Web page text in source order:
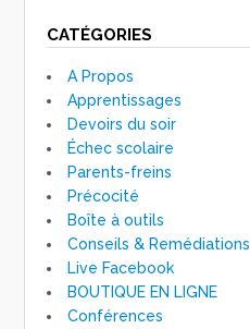
CATÉGORIES
A Propos
Apprentissages
Devoirs du soir
Échec scolaire
Parents-freins
Précocité
Boîte à outils
Conseils & Remédiations
Live Facebook
BOUTIQUE EN LIGNE
Conférences